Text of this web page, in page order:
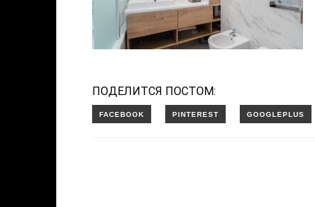
ПОДЕЛИТСЯ ПОСТОМ: